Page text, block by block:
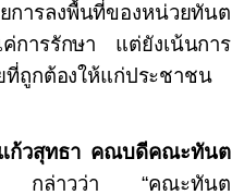
ารลงพื้นที่ของหน่วยทันต
ค่การรักษา แต่ยังเน้นการ
ที่ถูกต้องให้แก่ประชาชน
ก้วสุทธา คณบดีคณะทันต
ฒ กล่าวว่า “คณะทันต